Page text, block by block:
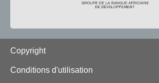
Footer
Copyright
Conditions d'utilisation